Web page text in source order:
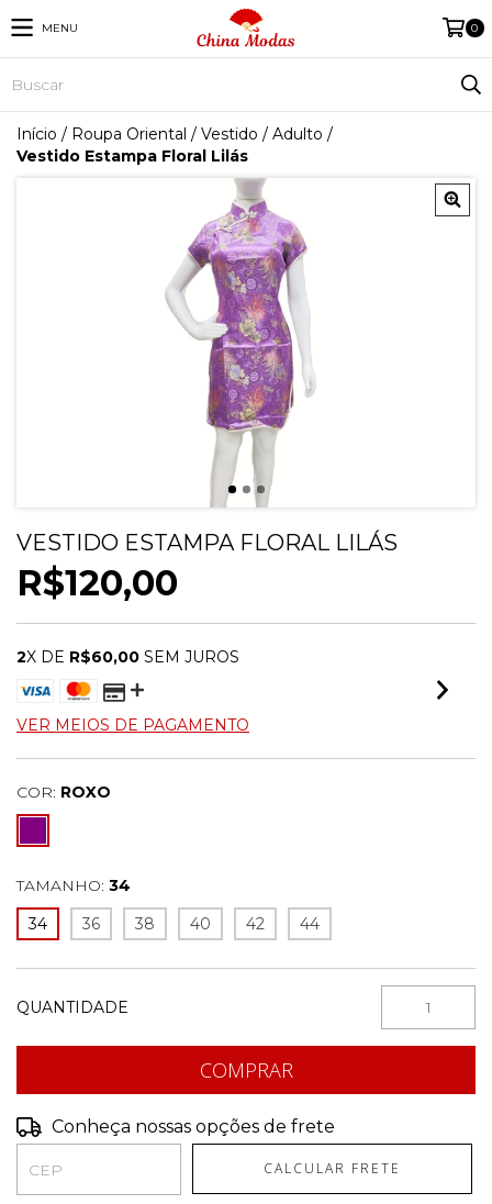
MENU 0
Início / Roupa Oriental / Vestido / Adulto /
Vestido Estampa Floral Lilás
VESTIDO ESTAMPA FLORAL LILÁS
R$120,00
2X DE R$60,00 SEM JUROS
VER MEIOS DE PAGAMENTO
COR: ROXO
TAMANHO: 34
34
36 38 40 42 44
QUANTIDADE
Conheça nossas opções de frete
CALCULAR FRETE